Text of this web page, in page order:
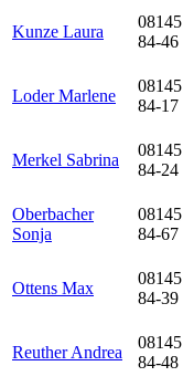
Kunze Laura
08145
84-46
Loder Marlene
08145
84-17
Merkel Sabrina
08145
84-24
Oberbacher
Sonja
08145
84-67
Ottens Max
08145
84-39
Reuther Andrea
08145
84-48